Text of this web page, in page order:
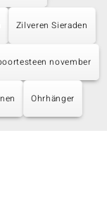
Zilveren Sieraden
november
Ohrhänger